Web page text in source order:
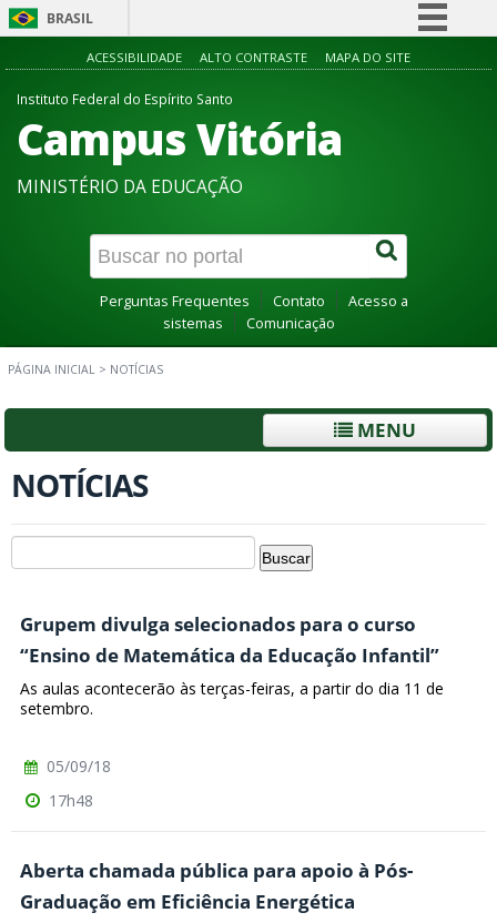
BRASIL
Simplifique!
Acesso à informação
Canais
ACESSIBILIDADE ALTO CONTRASTE MAPA DO SITE
Instituto Federal do Espírito Santo
Campus Vitória
MINISTÉRIO DA EDUCAÇÃO
Perguntas Frequentes Contato
Acesso a
sistemas
Comunicação
PÁGINA INICIAL > NOTÍCIAS
MENU
NOTÍCIAS
Grupem divulga selecionados para o curso
“Ensino de Matemática da Educação Infantil”
As aulas acontecerão às terças-feiras, a partir do dia 11 de
setembro.
05/09/18
17h48
Aberta chamada pública para apoio à Pós-
Graduação em Eficiência Energética